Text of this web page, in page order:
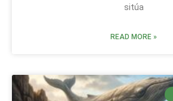
sitúa
READ MORE »